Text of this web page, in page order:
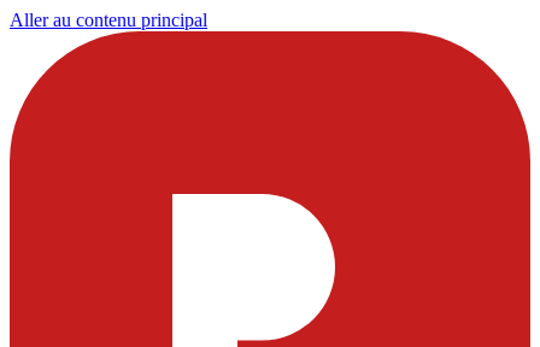
Aller au contenu principal